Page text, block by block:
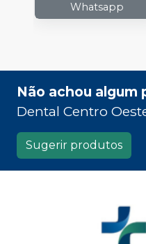
Whatsapp
Não achou algum
Dental Centro
Sugerir produtos